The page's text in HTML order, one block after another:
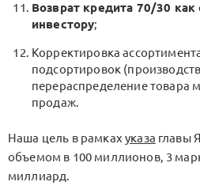
Возврат кредита 70/30 как
инвестору;
Корректировка
подсортировок
перераспределение товара
продаж.
Наша цель в рамкахуказа главы
объемом в 100 миллионов, 3
миллиард.